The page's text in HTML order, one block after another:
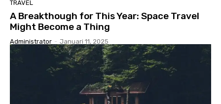
TRAVEL
A Breakthough for This Year: Space Travel
Might Become a Thing
Administrator - Januari 11, 2025